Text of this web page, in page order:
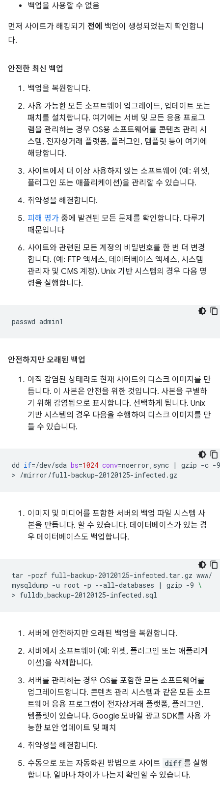
백업을 사용할 수 없음
먼저 사이트가 해킹되기 전에 백업이 생성되었는지 확인합니
다.
안전한 최신 백업
백업을 복원합니다.
사용 가능한 모든 소프트웨어 업그레이드, 업데이트 또는
패치를 설치합니다. 여기에는 서버 및 모든 응용 프로그
램을 관리하는 경우 OS용 소프트웨어를 콘텐츠 관리 시
스템, 전자상거래 플랫폼, 플러그인, 템플릿 등이 여기에
해당합니다.
사이트에서 더 이상 사용하지 않는 소프트웨어 (예: 위젯,
플러그인 또는 애플리케이션)을 관리할 수 있습니다.
취약성을 해결합니다.
피해 평가 중에 발견된 모든 문제를 확인합니다. 다루기
때문입니다
사이트와 관련된 모든 계정의 비밀번호를 한 번 더 변경
합니다. (예: FTP 액세스, 데이터베이스 액세스, 시스템
관리자 및 CMS 계정). Unix 기반 시스템의 경우 다음 명
령을 실행합니다.
passwd
안전하지만 오래된 백업
아직 감염된 상태라도 현재 사이트의 디스크 이미지를 만
듭니다. 이 사본은 안전을 위한 것입니다. 사본을 구별하
기 위해 감염됨으로 표시합니다. 선택하게 됩니다. Unix
기반 시스템의 경우 다음을 수행하여 디스크 이미지를 만
들 수 있습니다.
dd if=/dev/sda bs=1024 conv=noerror,sync | gzip -c -9
>
이미지 및 미디어를 포함한 서버의 백업 파일 시스템 사
본을 만듭니다. 할 수 있습니다. 데이터베이스가 있는 경
우 데이터베이스도 백업합니다.
tar -pczf full-backup-20120125-infected.tar.gz www/
mysqldump -u root -p --all-databases | gzip -9 \
>
서버에 안전하지만 오래된 백업을 복원합니다.
서버에서 소프트웨어 (예: 위젯, 플러그인 또는 애플리케
이션)을 삭제합니다.
서버를 관리하는 경우 OS를 포함한 모든 소프트웨어를
업그레이드합니다. 콘텐츠 관리 시스템과 같은 모든 소프
트웨어 응용 프로그램이 전자상거래 플랫폼, 플러그인,
템플릿이 있습니다. Google 모바일 광고 SDK를 사용 가
능한 보안 업데이트 및 패치
취약성을 해결합니다.
수동으로 또는 자동화된 방법으로 사이트 diff 를 실행
합니다. 얼마나 차이가 나는지 확인할 수 있습니다.